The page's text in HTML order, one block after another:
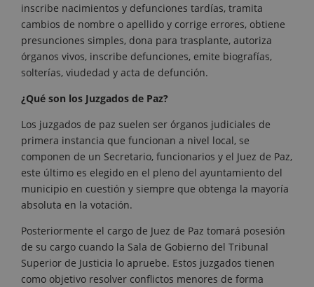
inscribe nacimientos y defunciones tardías, tramita
cambios de nombre o apellido y corrige errores, obtiene
presunciones simples, dona para trasplante, autoriza
órganos vivos, inscribe defunciones, emite biografías,
solterías, viudedad y acta de defunción.
¿Qué son los Juzgados de Paz?
Los juzgados de paz suelen ser órganos judiciales de
primera instancia que funcionan a nivel local, se
componen de un Secretario, funcionarios y el Juez de Paz,
este último es elegido en el pleno del ayuntamiento del
municipio en cuestión y siempre que obtenga la mayoría
absoluta en la votación.
Posteriormente el cargo de Juez de Paz tomará posesión
de su cargo cuando la Sala de Gobierno del Tribunal
Superior de Justicia lo apruebe. Estos juzgados tienen
como objetivo resolver conflictos menores de forma